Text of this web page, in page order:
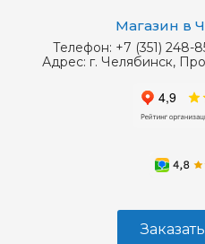
Магазин в
Телефон: +7 (351) 248-
Адрес: г. Челябинск,